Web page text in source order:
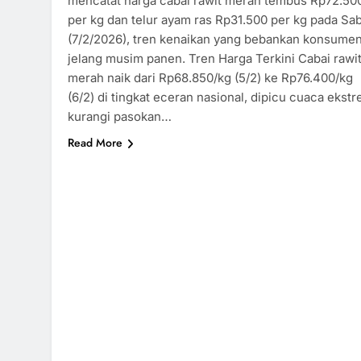
per kg dan telur ayam ras Rp31.500 per kg pada
(7/2/2026), tren kenaikan yang bebankan konsumen
jelang musim panen.​ Tren Harga Terkini Cabai rawit
merah naik dari Rp68.850/kg (5/2) ke Rp76.400/kg
(6/2) di tingkat eceran nasional, dipicu cuaca
kurangi pasokan…
Read More